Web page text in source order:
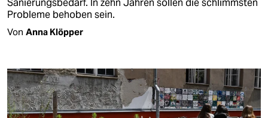
Probleme behoben sein.
Von Anna Klöpper